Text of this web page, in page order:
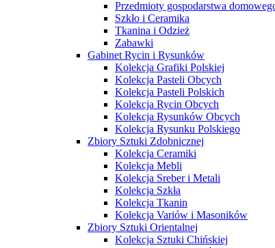
Przedmioty gospodarstwa
Szkło i Ceramika
Tkanina i Odzież
Zabawki
Gabinet Rycin i Rysunków
Kolekcja Grafiki Polskiej
Kolekcja Pasteli Obcych
Kolekcja Pasteli Polskich
Kolekcja Rycin Obcych
Kolekcja Rysunków Obcych
Kolekcja Rysunku Polskiego
Zbiory Sztuki Zdobnicznej
Kolekcja Ceramiki
Kolekcja Mebli
Kolekcja Sreber i Metali
Kolekcja Szkła
Kolekcja Tkanin
Kolekcja Variów i Masoników
Zbiory Sztuki Orientalnej
Kolekcja Sztuki Chińskiej